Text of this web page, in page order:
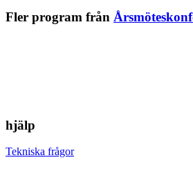
Fler program från
hjälp
Tekniska frågor